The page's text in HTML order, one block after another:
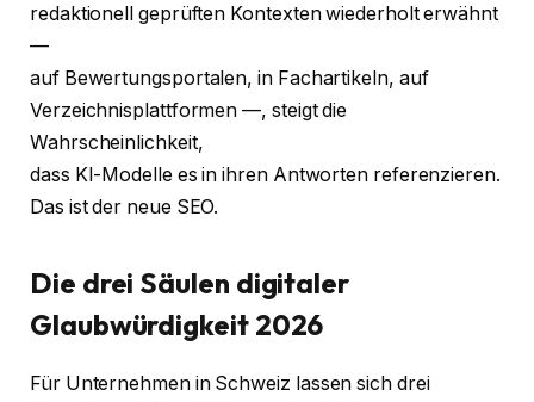
redaktionell geprüften Kontexten wiederholt erwähnt
—
auf Bewertungsportalen, in Fachartikeln, auf
Verzeichnisplattformen —, steigt die
Wahrscheinlichkeit,
dass KI-Modelle es in ihren Antworten referenzieren.
Das ist der neue SEO.
Die drei Säulen digitaler
Glaubwürdigkeit 2026
Für Unternehmen in Schweiz lassen sich drei